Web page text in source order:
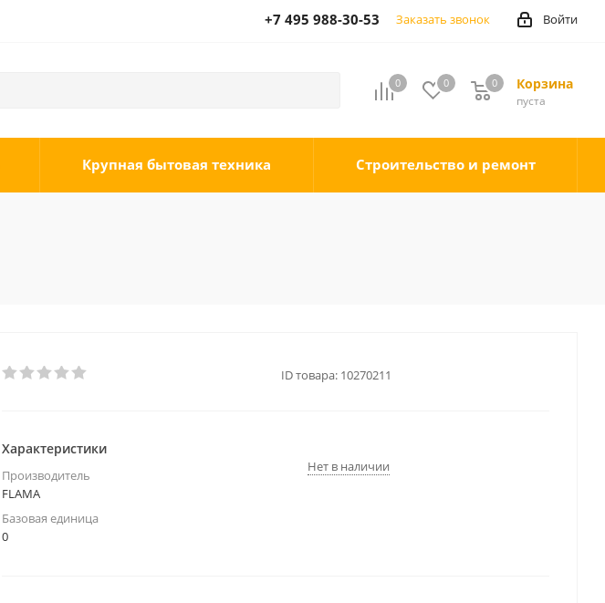
Войти
+7 495 988-30-53 Заказать звонок
0 0 Корзина
0
пуста
0
Крупная бытовая техника Строительство и ремонт
ID товара: 10270211
Характеристики
Производитель
FLAMA
Базовая единица
0
Нет в наличии